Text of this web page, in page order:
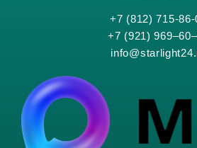
+7 (812) 715-86-
+7 (921)